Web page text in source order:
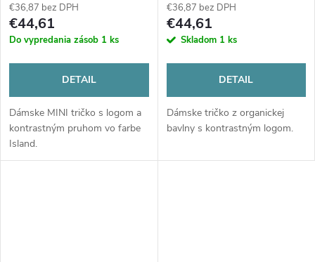
€36,87 bez DPH
€44,61
Do vypredania zásob 1 ks
DETAIL
Dámske MINI tričko s logom a
kontrastným pruhom vo farbe
Island.
€36,87 bez DPH
€44,61
Skladom 1 ks
DETAIL
Dámske tričko z organickej
bavlny s kontrastným logom.